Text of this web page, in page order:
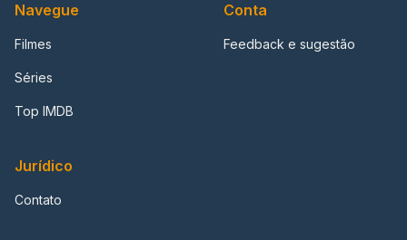
Navegue
Filmes
Séries
Top IMDB
Conta
Feedback e sugestão
Jurídico
Contato